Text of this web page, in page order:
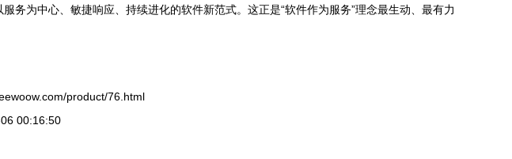
为中心、敏捷响应、持续进化的软件新范式。这正是“软件作为服务”理念最生动、最有力
product/76.html
00:16:50